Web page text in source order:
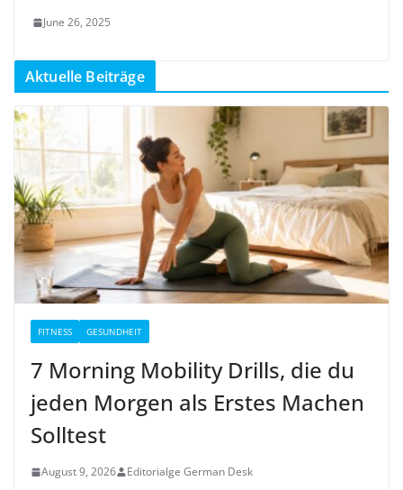
June 26, 2025
Aktuelle Beiträge
FITNESS GESUNDHEIT
7 Morning Mobility Drills, die du
jeden Morgen als Erstes Machen
Solltest
August 9, 2026 Editorialge German Desk